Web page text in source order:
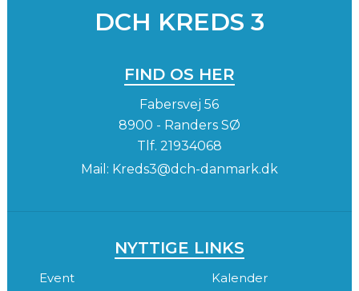
DCH KREDS 3
FIND OS HER
Fabersvej 56
8900 - Randers SØ
Tlf. 21934068
Mail: Kreds3@dch-danmark.dk
NYTTIGE LINKS
Event Kalender